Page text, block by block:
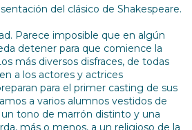
del clásico de Shakespeare.
Parece imposible que en algún
detener para que comience la
más diversos disfraces, de todas
a los actores y actrices
para el primer casting de sus
a varios alumnos vestidos de
tono de marrón distinto y una
más o menos, a un religioso de la